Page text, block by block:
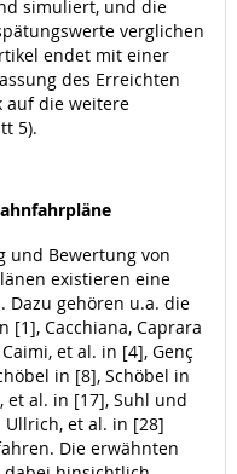
simuliert, und die
verglichen
endet mit einer
des Erreichten
auf die weitere
5).
und Bewertung von
existieren eine
Dazu gehören u.a. die
[1], Cacchiana, Caprara
et al. in [4], Genç
in [8], Schöbel in
et al. in [17], Suhl und
et al. in [28]
Die erwähnten